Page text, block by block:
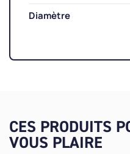
Diamètre
CES PRODUITS
VOUS PLAIRE